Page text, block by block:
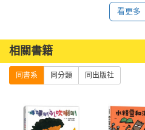
的事情，跟朋友產生誤會了怎麼
店員）
我有兩個孩子，分別是五歲和七
得了呢！——雅慧（40歲的三寶
另一力作，如此生活化的主題，
許多大朋友看了本書以後，更會
與自己的孩子分享。這個可愛又
教育或公民與道德就只能以生硬
看更多
相關書籍
同書系 同分類 同出版社